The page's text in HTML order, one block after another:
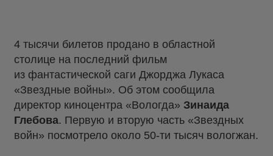
4 тысячи билетов продано в областной
столице на последний фильм
из фантастической саги Джорджа Лукаса
«Звездные войны». Об этом сообщила
директор киноцентра «Вологда» Зинаида
Глебова. Первую и вторую часть «Звездных
войн» посмотрело около 50-ти тысяч вологжан.